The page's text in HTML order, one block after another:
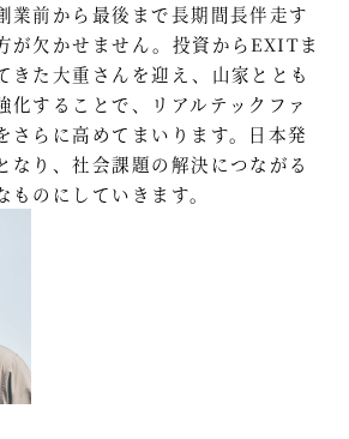
業前から最後まで長期間長伴走す
が欠かせません。投資からEXITま
きた大重さんを迎え、山家ととも
化することで、リアルテックファ
さらに高めてまいります。日本発
なり、社会課題の解決につながる
のにしていきます。